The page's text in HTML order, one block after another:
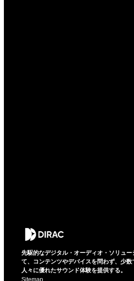
先駆的なデジタル・オーディオ・ソリュー
て、コンテンツやデバイスを問わず、少数
人々に優れたサウンド体験を提供する。
Sitemap